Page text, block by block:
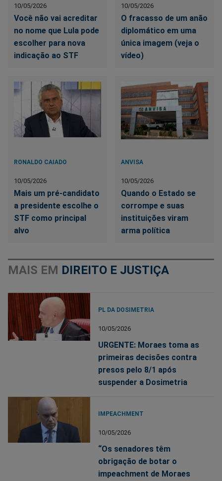
10/05/2026
Você não vai acreditar
no nome que Lula pode
escolher para nova
indicação ao STF
10/05/2026
O fracasso de um anão
diplomático em uma
única imagem (veja o
vídeo)
RONALDO CAIADO
10/05/2026
Mais um pré-candidato
a presidente escolhe o
STF como principal
alvo
ANVISA
10/05/2026
Quando o Estado se
corrompe e suas
instituições viram
arma política
MAIS EM DIREITO E JUSTIÇA
PL DA DOSIMETRIA
10/05/2026
URGENTE: Moraes toma as
primeiras decisões contra
presos pelo 8/1 após
suspender a Dosimetria
IMPEACHMENT
10/05/2026
“Os senadores têm
obrigação de botar o
impeachment de Moraes